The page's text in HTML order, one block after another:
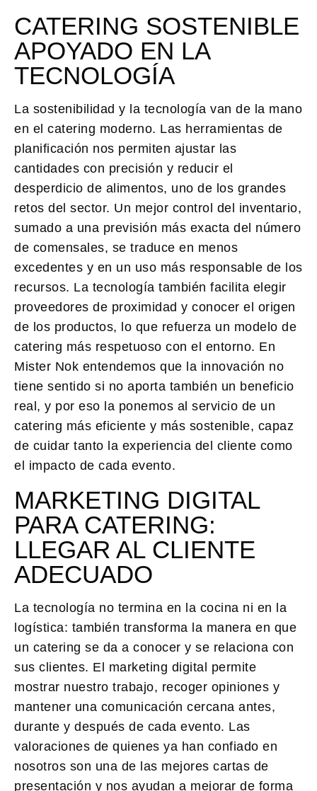
CATERING SOSTENIBLE
APOYADO EN LA
TECNOLOGÍA
La sostenibilidad y la tecnología van de la mano
en el catering moderno. Las herramientas de
planificación nos permiten ajustar las
cantidades con precisión y reducir el
desperdicio de alimentos, uno de los grandes
retos del sector. Un mejor control del inventario,
sumado a una previsión más exacta del número
de comensales, se traduce en menos
excedentes y en un uso más responsable de los
recursos. La tecnología también facilita elegir
proveedores de proximidad y conocer el origen
de los productos, lo que refuerza un modelo de
catering más respetuoso con el entorno. En
Mister Nok entendemos que la innovación no
tiene sentido si no aporta también un beneficio
real, y por eso la ponemos al servicio de un
catering más eficiente y más sostenible, capaz
de cuidar tanto la experiencia del cliente como
el impacto de cada evento.
MARKETING DIGITAL
PARA CATERING:
LLEGAR AL CLIENTE
ADECUADO
La tecnología no termina en la cocina ni en la
logística: también transforma la manera en que
un catering se da a conocer y se relaciona con
sus clientes. El marketing digital permite
mostrar nuestro trabajo, recoger opiniones y
mantener una comunicación cercana antes,
durante y después de cada evento. Las
valoraciones de quienes ya han confiado en
nosotros son una de las mejores cartas de
presentación y nos ayudan a mejorar de forma